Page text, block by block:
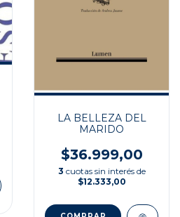
LA BELLEZA DEL
MARIDO
$36.999,00
3 cuotas sin interés de
$12.333,00